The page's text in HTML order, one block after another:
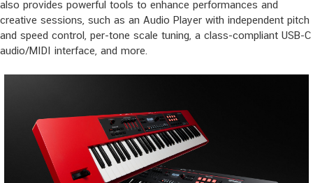
also provides powerful tools to enhance performances and
creative sessions, such as an Audio Player with independent pitch
and speed control, per-tone scale tuning, a class-compliant USB-C
audio/MIDI interface, and more.